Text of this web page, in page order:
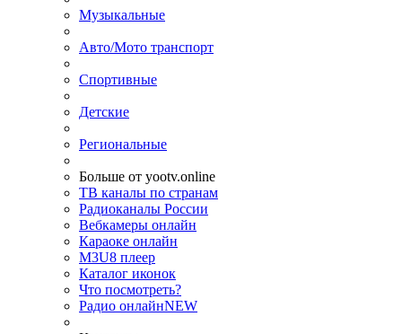
Музыкальные
Авто/Мото транспорт
Спортивные
Детские
Региональные
Больше от yootv.online
ТВ каналы по странам
Радиоканалы России
Вебкамеры онлайн
Караоке онлайн
M3U8 плеер
Каталог иконок
Что посмотреть?
Радио онлайнNEW